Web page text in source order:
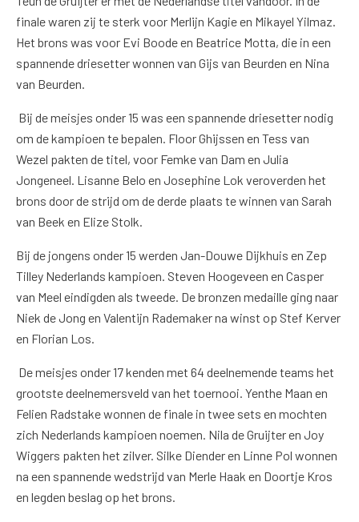
finale waren zij te sterk voor Merlijn Kagie en Mikayel Yilmaz.
Het brons was voor Evi Boode en Beatrice Motta, die in een
spannende driesetter wonnen van Gijs van Beurden en Nina
van Beurden.
Bij de meisjes onder 15 was een spannende driesetter nodig
om de kampioen te bepalen. Floor Ghijssen en Tess van
Wezel pakten de titel, voor Femke van Dam en Julia
Jongeneel. Lisanne Belo en Josephine Lok veroverden het
brons door de strijd om de derde plaats te winnen van Sarah
van Beek en Elize Stolk.
Bij de jongens onder 15 werden Jan-Douwe Dijkhuis en Zep
Tilley Nederlands kampioen. Steven Hoogeveen en Casper
van Meel eindigden als tweede. De bronzen medaille ging naar
Niek de Jong en Valentijn Rademaker na winst op Stef Kerver
en Florian Los.
De meisjes onder 17 kenden met 64 deelnemende teams het
grootste deelnemersveld van het toernooi. Yenthe Maan en
Felien Radstake wonnen de finale in twee sets en mochten
zich Nederlands kampioen noemen. Nila de Gruijter en Joy
Wiggers pakten het zilver. Silke Diender en Linne Pol wonnen
na een spannende wedstrijd van Merle Haak en Doortje Kros
en legden beslag op het brons.